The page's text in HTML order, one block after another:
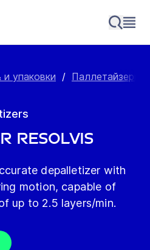
упаковки / Паллетайзеры
Resolvis
depalletizer with
motion, capable of
up to 2.5 layers/min.